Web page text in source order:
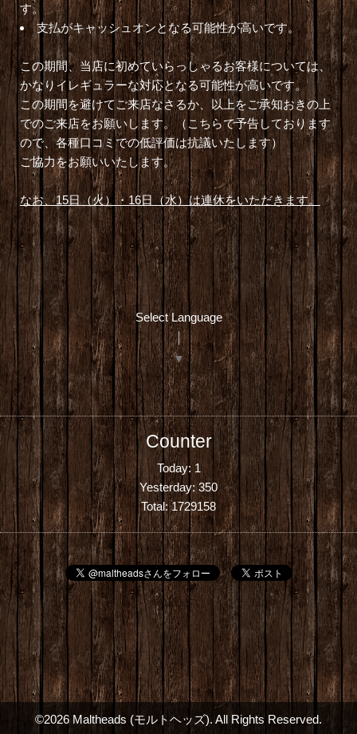
す。
支払がキャッシュオンとなる可能性が高いです。
この期間、当店に初めていらっしゃるお客様については、
かなりイレギュラーな対応となる可能性が高いです。
この期間を避けてご来店なさるか、以上をご承知おきの上
でのご来店をお願いします。（こちらで予告しております
ので、各種口コミでの低評価は抗議いたします）
ご協力をお願いいたします。
なお、15日（火）・16日（水）は連休をいただきます。
Select Language
▼
Counter
Today: 1
Yesterday:350
Total:1729158
©2026 Maltheads (モルトヘッズ). All Rights Reserved.